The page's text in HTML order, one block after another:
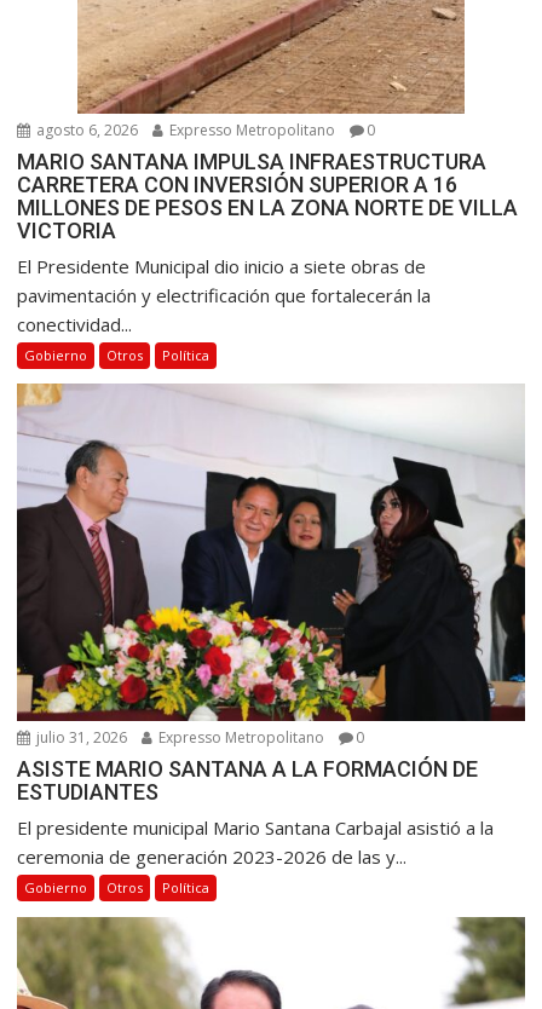
agosto 6, 2026 Expresso Metropolitano 0
MARIO SANTANA IMPULSA INFRAESTRUCTURA
CARRETERA CON INVERSIÓN SUPERIOR A 16
MILLONES DE PESOS EN LA ZONA NORTE DE VILLA
VICTORIA
El Presidente Municipal dio inicio a siete obras de
pavimentación y electrificación que fortalecerán la
conectividad...
Gobierno Otros Política
julio 31, 2026 Expresso Metropolitano 0
ASISTE MARIO SANTANA A LA FORMACIÓN DE
ESTUDIANTES
El presidente municipal Mario Santana Carbajal asistió a la
ceremonia de generación 2023-2026 de las y...
Gobierno Otros Política